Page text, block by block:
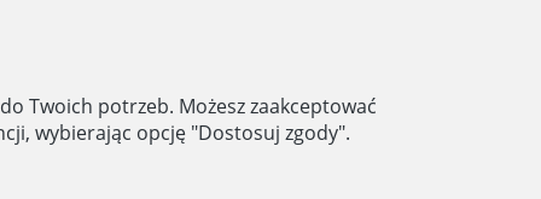
Twoich potrzeb. Możesz zaakceptować
wybierając opcję "Dostosuj zgody".